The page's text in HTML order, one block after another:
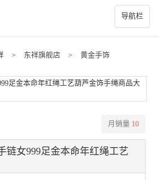
导航栏
> 东祥旗舰店 > 黄金手饰
月销量 10
链女999足金本命年红绳工艺